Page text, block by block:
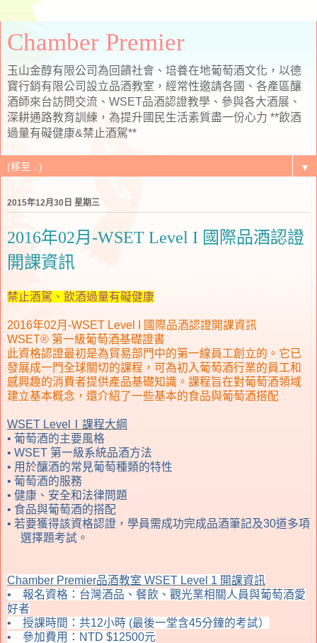
Chamber Premier
玉山金醇有限公司為回饋社會、培養在地葡萄酒文化，以德
寶行銷有限公司設立品酒教室，經常性邀請各國、各產區釀
酒師來台訪問交流、WSET品酒認證教學、參與各大酒展、
深耕通路教育訓練，為提升國民生活素質盡一份心力 **飲酒
過量有礙健康&禁止酒駕**
▼
2015年12月30日 星期三
2016年02月-WSET Level I 國際品酒認證
開課資訊
禁止酒駕、飲酒過量有礙健康
2016年02月-WSET Level I 國際品酒認證開課資訊
WSET® 第一級葡萄酒基礎證書
此資格認證最初是為貿易部門中的第一線員工創立的。它已
發展成一門全球關切的課程，可為初入葡萄酒行業的員工和
感興趣的消費者提供產品基礎知識。課程旨在對葡萄酒領域
建立基本概念，還介紹了一些基本的食品與葡萄酒搭配
WSET Level
課程大綱
• 葡萄酒的主要風格
• WSET 第一級系統品酒方法
• 用於釀酒的常見葡萄種類的特性
• 葡萄酒的服務
• 健康、安全和法律問題
• 食品與葡萄酒的搭配
• 若要獲得該資格認證，學員需成功完成品酒筆記及30道多項
選擇題考試。
Chamber Premier品酒教室 WSET Level 1 開課資訊
• 報名資格：台灣酒品、餐飲、觀光業相關人員與葡萄酒愛
好者
• 授課時間：共12小時 (最後一堂含45分鐘的考試）
• 參加費用： NTD $12500元